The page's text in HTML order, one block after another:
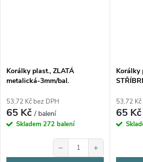
Korálky plast., ZLATÁ
metalická-3mm/bal.
53,72 Kč bez DPH
65 Kč/ balení
Skladem 272 balení
− +
Korálky
53,72
65